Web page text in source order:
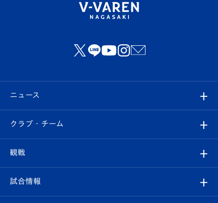
ニュース
すべて
クラブ
試合情報
クラブ・チーム
クラブ概要
観戦
観戦ルール
試合情報